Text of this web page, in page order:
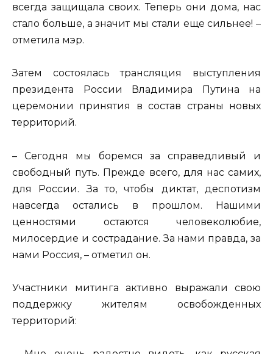
всегда защищала своих. Теперь они дома, нас
стало больше, а значит мы стали еще сильнее! –
отметила мэр.
Затем состоялась трансляция выступления
президента России Владимира Путина на
церемонии принятия в состав страны новых
территорий.
– Сегодня мы боремся за справедливый и
свободный путь. Прежде всего, для нас самих,
для России. За то, чтобы диктат, деспотизм
навсегда остались в прошлом. Нашими
ценностями остаются человеколюбие,
милосердие и сострадание. За нами правда, за
нами Россия, – отметил он.
Участники митинга активно выражали свою
поддержку жителям освобожденных
территорий: